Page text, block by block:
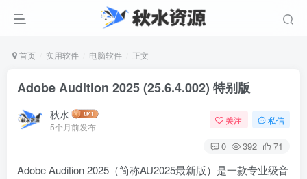
首页 实用软件 电脑软件 正文
Adobe Audition 2025 (25.6.4.002) 特别版
秋水
5个月前发布
关注 私信
0 392 71
Adobe Audition 2025（简称AU2025最新版）是一款专业级音